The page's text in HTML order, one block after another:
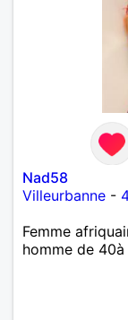
Nad58
Villeurbanne -
Femme
homme de